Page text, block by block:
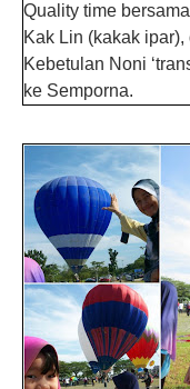
Quality time
Kak Lin (kakak
Kebetulan Noni
ke Semporna.